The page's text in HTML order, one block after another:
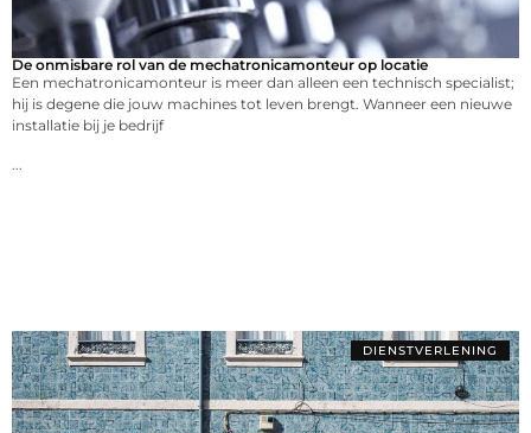
De onmisbare rol van de mechatronicamonteur op locatie
Een mechatronicamonteur is meer dan alleen een technisch specialist;
hij is degene die jouw machines tot leven brengt. Wanneer een nieuwe
installatie bij je bedrijf
DIENSTVERLENING